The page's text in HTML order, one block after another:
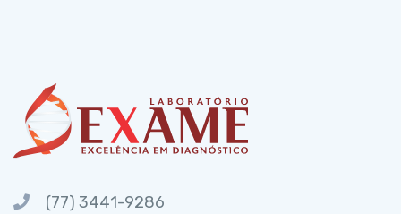
(77) 3441-9286